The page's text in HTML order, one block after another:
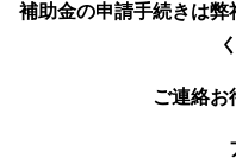
補助金の申請手続きは
ご連絡お